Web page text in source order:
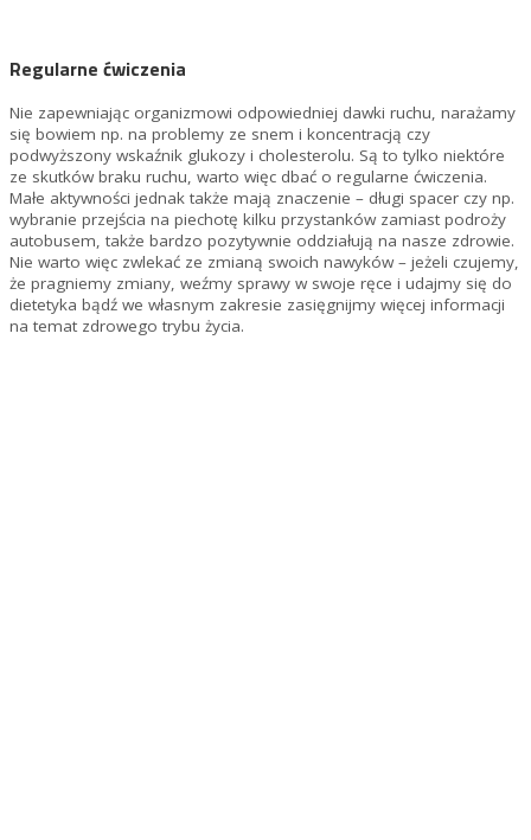
Regularne ćwiczenia
Nie zapewniając organizmowi odpowiedniej dawki ruchu, narażamy
się bowiem np. na problemy ze snem i koncentracją czy
podwyższony wskaźnik glukozy i cholesterolu. Są to tylko niektóre
ze skutków braku ruchu, warto więc dbać o regularne ćwiczenia.
Małe aktywności jednak także mają znaczenie – długi spacer czy np.
wybranie przejścia na piechotę kilku przystanków zamiast podroży
autobusem, także bardzo pozytywnie oddziałują na nasze zdrowie.
Nie warto więc zwlekać ze zmianą swoich nawyków – jeżeli czujemy,
że pragniemy zmiany, weźmy sprawy w swoje ręce i udajmy się do
dietetyka bądź we własnym zakresie zasięgnijmy więcej informacji
na temat zdrowego trybu życia.